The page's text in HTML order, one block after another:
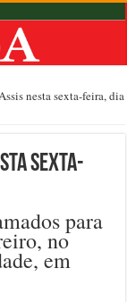
nesta sexta-feira, dia
sexta-
para
no
em